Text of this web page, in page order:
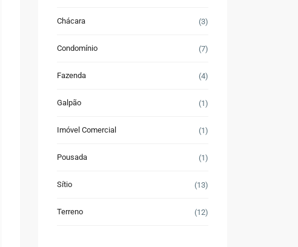
Chácara (3)
Condomínio (7)
Fazenda (4)
Galpão (1)
Imóvel Comercial (1)
Pousada (1)
Sítio (13)
Terreno (12)